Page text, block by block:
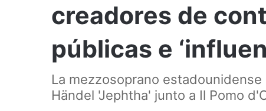
creadores de
públicas e
La mezzosoprano
Händel 'Jephtha' junto a Il Pomo